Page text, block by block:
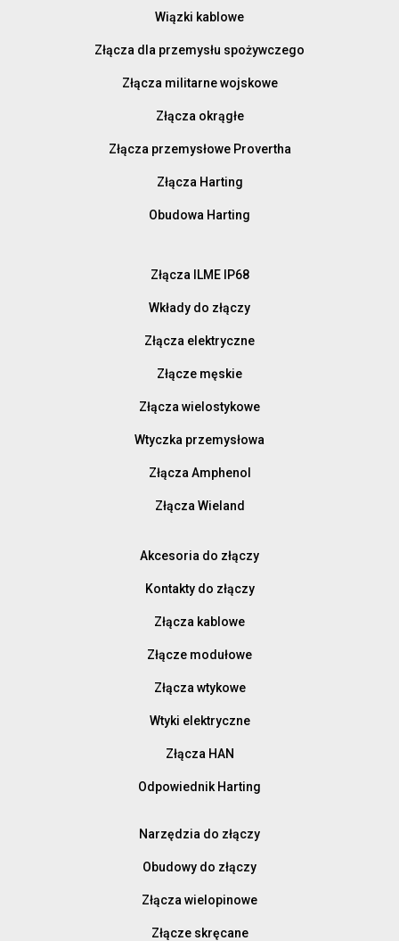
Wiązki kablowe
Złącza dla przemysłu spożywczego
Złącza militarne wojskowe
Złącza okrągłe
Złącza przemysłowe Provertha
Złącza Harting
Obudowa Harting
Złącza ILME IP68
Wkłady do złączy
Złącza elektryczne
Złącze męskie
Złącza wielostykowe
Wtyczka przemysłowa
Złącza Amphenol
Złącza Wieland
Akcesoria do złączy
Kontakty do złączy
Złącza kablowe
Złącze modułowe
Złącza wtykowe
Wtyki elektryczne
Złącza HAN
Odpowiednik Harting
Narzędzia do złączy
Obudowy do złączy
Złącza wielopinowe
Złącze skręcane